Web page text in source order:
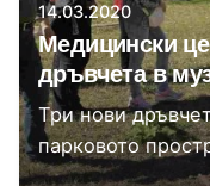
14.03.2020
Медицински
дръвчета в
Три нови
парковото